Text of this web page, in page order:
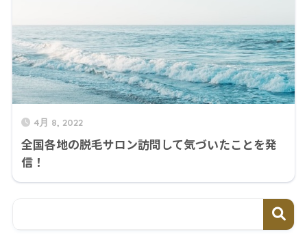
4月 8, 2022
全国各地の脱毛サロン訪問して気づいたことを発
信！